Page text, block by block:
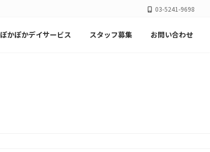
03-5241-9698
ぽかぽかデイサービス スタッフ募集 お問い合わせ